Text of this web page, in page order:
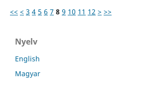
<< < 3 4 5 6 7 8 9 10 11 12 > >>
Nyelv
English
Magyar